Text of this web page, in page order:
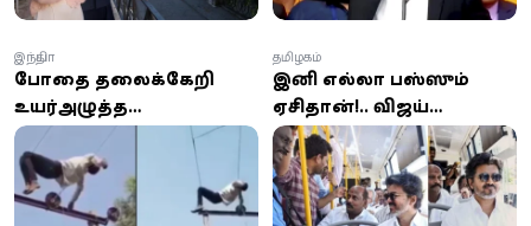
போதை தலைக்கேறி
உயர்அழுத்த
மின்கம்பியில் ஏறி படுத்த
வாலிபர்; அதிர்ச்சியில்
உறைந்த பொதுமக்கள்
இந்தியா
இனி எல்லா பஸ்ஸும்
ஏசிதான்!.. விஜய்
சொல்லிட்டாரு!.. அமைச்சர்
சொன்ன தகவல்!
தமிழகம்